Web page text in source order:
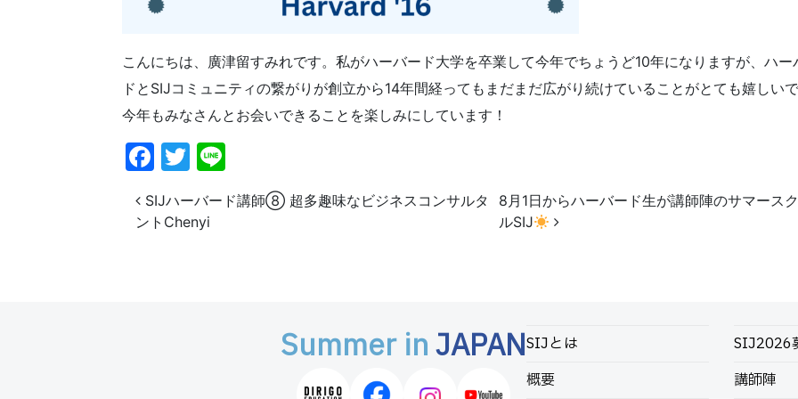
こんにちは、廣津留すみれです。私がハーバード大学を卒業して今年でちょうど10年になりますが、ハー
ドとSIJコミュニティの繋がりが創立から14年間経ってもまだまだ広がり続けていることがとても嬉しいで
今年もみなさんとお会いできることを楽しみにしています！
Facebook
Twitter
投稿ナビゲーション
SIJハーバード講師⑧ 超多趣味なビジネスコンサルタ
ントChenyi
8月1日からハーバード生が講師陣のサマース
ルSIJ
Summer inJAPANSIJとは
概要
SIJ2026
講師陣